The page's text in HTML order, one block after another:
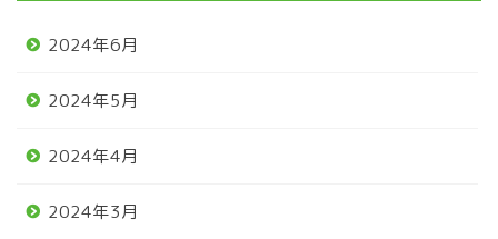
2024年6月
2024年5月
2024年4月
2024年3月